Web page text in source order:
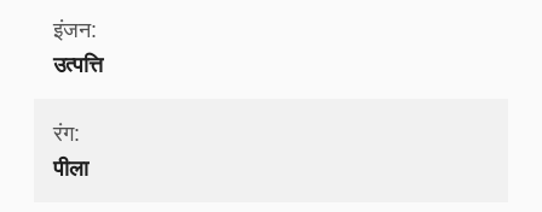
इंजन:
उत्पत्ति
रंग:
पीला